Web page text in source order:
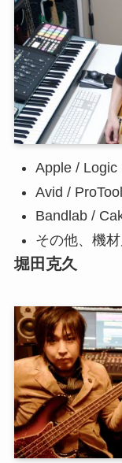
Apple / Logic
Avid /
Bandlab /
その他、機
堀田克久